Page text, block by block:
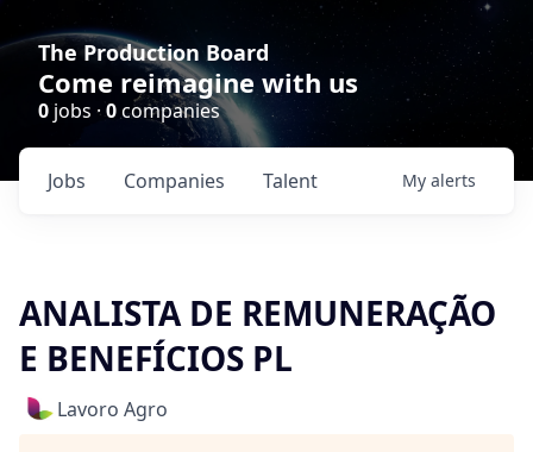
The Production Board
Come reimagine with us
0 jobs ·0companies
Jobs Companies Talent My alerts
ANALISTA DE REMUNERAÇÃO
E BENEFÍCIOS PL
Lavoro Agro